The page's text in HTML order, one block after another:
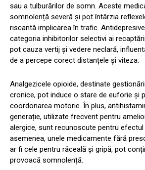
sau a tulburărilor de somn. Aceste
somnolență severă și pot întârzia
riscantă implicarea în trafic.
categoria inhibitorilor selectivi ai
pot cauza vertij și vedere neclară,
de a percepe corect distanțele și viteza.
Analgezicele opioide, destinate
cronice, pot induce o stare de euforie și
coordonarea motorie. În plus,
generație, utilizate frecvent pentru
alergice, sunt recunoscute pentru efectul
asemenea, unele medicamente fără
ar fi cele pentru răceală și gripă, pot
provoacă somnolență.